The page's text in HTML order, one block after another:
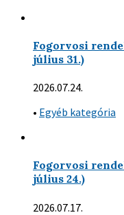
Fogorvosi
július 31.)
2026.07.24.
• Egyéb kategória
Fogorvosi
július 24.)
2026.07.17.